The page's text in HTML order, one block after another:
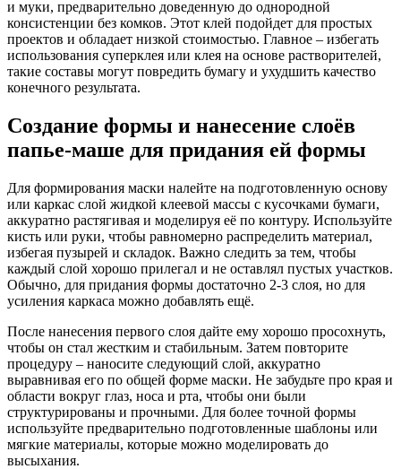
и муки, предварительно доведенную до однородной
консистенции без комков. Этот клей подойдет для простых
проектов и обладает низкой стоимостью. Главное – избегать
использования суперклея или клея на основе растворителей,
такие составы могут повредить бумагу и ухудшить качество
конечного результата.
Создание формы и нанесение слоёв
папье-маше для придания ей формы
Для формирования маски налейте на подготовленную основу
или каркас слой жидкой клеевой массы с кусочками бумаги,
аккуратно растягивая и моделируя её по контуру. Используйте
кисть или руки, чтобы равномерно распределить материал,
избегая пузырей и складок. Важно следить за тем, чтобы
каждый слой хорошо прилегал и не оставлял пустых участков.
Обычно, для придания формы достаточно 2-3 слоя, но для
усиления каркаса можно добавлять ещё.
После нанесения первого слоя дайте ему хорошо просохнуть,
чтобы он стал жестким и стабильным. Затем повторите
процедуру – наносите следующий слой, аккуратно
выравнивая его по общей форме маски. Не забудьте про края и
области вокруг глаз, носа и рта, чтобы они были
структурированы и прочными. Для более точной формы
используйте предварительно подготовленные шаблоны или
мягкие материалы, которые можно моделировать до
высыхания.